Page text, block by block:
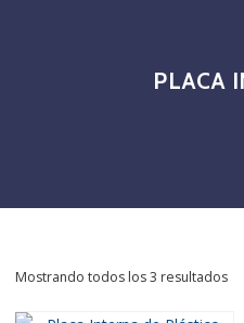
PLACA
Mostrando todos los 3 resultados